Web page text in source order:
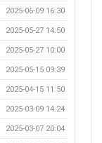
2025-06-09 16:30
2025-05-27 14:50
2025-05-27 10:00
2025-05-15 09:39
2025-04-15 11:50
2025-03-09 14:24
2025-03-07 20:04